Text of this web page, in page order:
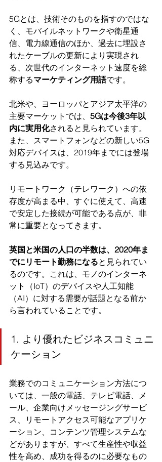
5Gとは、技術そのものを指すのではな
く、モバイルネットワークや衛星通
信、電力線通信のほか、過去に埋設さ
れたケーブルの更新により実現され
る、次世代のインターネット速度を総
称するマーケティング用語です。
北米や、ヨーロッパとアジア太平洋の
主要マーケットでは、 5Gは今後3年以
内に実用化されると見られています。
また、スマートフォンなどの新しい5G
対応デバイスは、2019年までには登場
する見込みです。
リモートワーク（テレワーク）への依
存度が高まる中、すぐに使えて、高速
で安定した接続が可能である点が、非
常に重要となってきます。
英国と米国の人口の半数は、2020年ま
でにリモート勤務になると見られてい
るのです。これは、モノのインターネ
ット（IoT）のデバイスや人工知能
（AI）に対する需要が話題となる前か
ら言われていることです。
1. より優れたビジネスコミュニ
ケーション
業務でのコミュニケーション方法につ
いては、一般の電話、テレビ電話、メ
ール、企業向けメッセージングサービ
ス、リモートアクセス可能なアプリケ
ーション、コンテンツ管理システムな
どがありますが、すべて生産性や収益
性を高め、成功を得るのに必要なもの